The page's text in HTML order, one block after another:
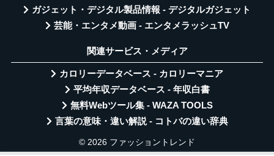
ガジェット・デジタル製品情報 - デジタルガジェット
芸能・エンタメ動画 - エンタメラッシュTV
関連サービス・メディア
カロリーデータベース - カロリーマニア
平均年収データベース - 年収白書
無料Webツール集 - WAZA TOOLS
言葉の意味・違い解説 - コトバの違い辞典
© 2026 ファッショントレンド